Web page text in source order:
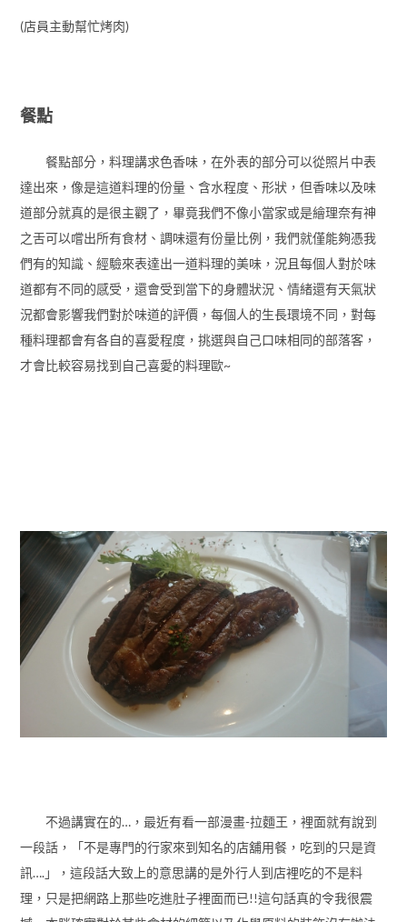
(店員主動幫忙烤肉)
餐點
餐點部分，料理講求色香味，在外表的部分可以從照片中表
達出來，像是這道料理的份量、含水程度、形狀，但香味以及味
道部分就真的是很主觀了，畢竟我們不像小當家或是繪理奈有神
之舌可以嚐出所有食材、調味還有份量比例，我們就僅能夠憑我
們有的知識、經驗來表達出一道料理的美味，況且每個人對於味
道都有不同的感受，還會受到當下的身體狀況、情緒還有天氣狀
況都會影響我們對於味道的評價，每個人的生長環境不同，對每
種料理都會有各自的喜愛程度，挑選與自己口味相同的部落客，
才會比較容易找到自己喜愛的料理歐~
不過講實在的…，最近有看一部漫畫-拉麵王，裡面就有說到
一段話，「不是專門的行家來到知名的店舖用餐，吃到的只是資
訊….」，這段話大致上的意思講的是外行人到店裡吃的不是料
理，只是把網路上那些吃進肚子裡面而已!!這句話真的令我很震